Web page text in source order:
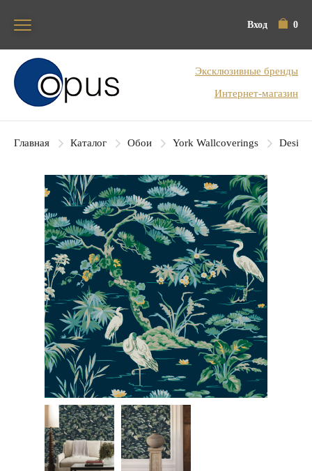
Вход 0
Блок поиска
Эксклюзивные бренды
Интернет-магазин
Главная Каталог Обои York Wallcoverings